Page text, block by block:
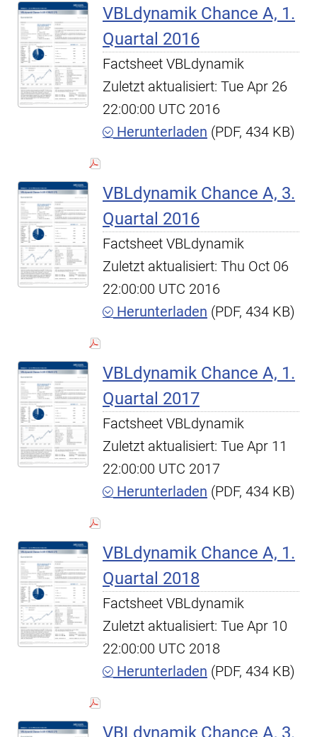
VBLdynamik Chance A, 1.
Quartal 2016
Factsheet VBLdynamik
Zuletzt aktualisiert: Tue Apr 26
22:00:00 UTC 2016
Herunterladen (PDF, 434 KB)
VBLdynamik Chance A, 3.
Quartal 2016
Factsheet VBLdynamik
Zuletzt aktualisiert: Thu Oct 06
22:00:00 UTC 2016
Herunterladen (PDF, 434 KB)
VBLdynamik Chance A, 1.
Quartal 2017
Factsheet VBLdynamik
Zuletzt aktualisiert: Tue Apr 11
22:00:00 UTC 2017
Herunterladen (PDF, 434 KB)
VBLdynamik Chance A, 1.
Quartal 2018
Factsheet VBLdynamik
Zuletzt aktualisiert: Tue Apr 10
22:00:00 UTC 2018
Herunterladen (PDF, 434 KB)
VBLdynamik Chance A, 3.